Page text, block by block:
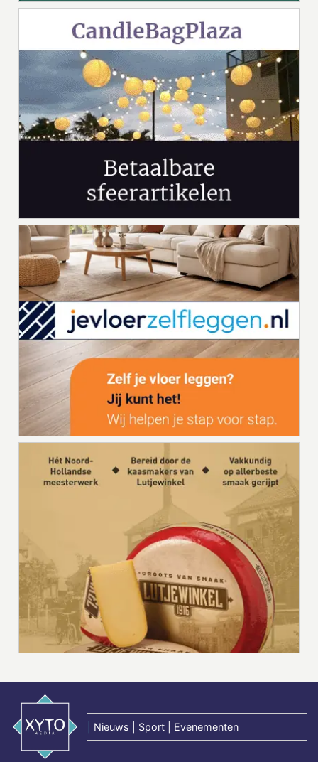
Nieuws | Sport | Evenementen